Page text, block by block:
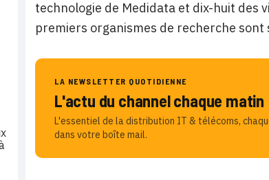
technologie de Medidata et dix-huit des
premiers organismes de recherche sont
LA NEWSLETTER QUOTIDIENNE
L'actu du channel chaque matin
L'essentiel de la distribution IT & télécoms,
dans votre boîte mail.